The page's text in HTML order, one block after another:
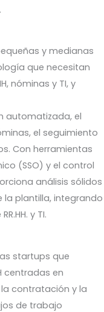
y medianas
que necesitan
nóminas y TI, y
automatizada, el
el seguimiento
Con herramientas
(SSO) y el control
análisis sólidos
plantilla, integrando
y TI.
startups que
centradas en
contratación y la
de trabajo